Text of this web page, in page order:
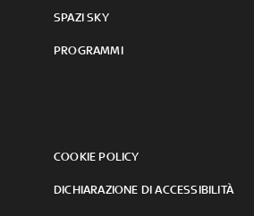
SPAZI SKY
PROGRAMMI
COOKIE POLICY
DICHIARAZIONE DI ACCESSIBILITÀ